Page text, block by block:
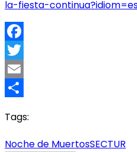
la-fiesta-
Facebook
Twitter
Email
Tags:
Noche de MuertosSECTUR